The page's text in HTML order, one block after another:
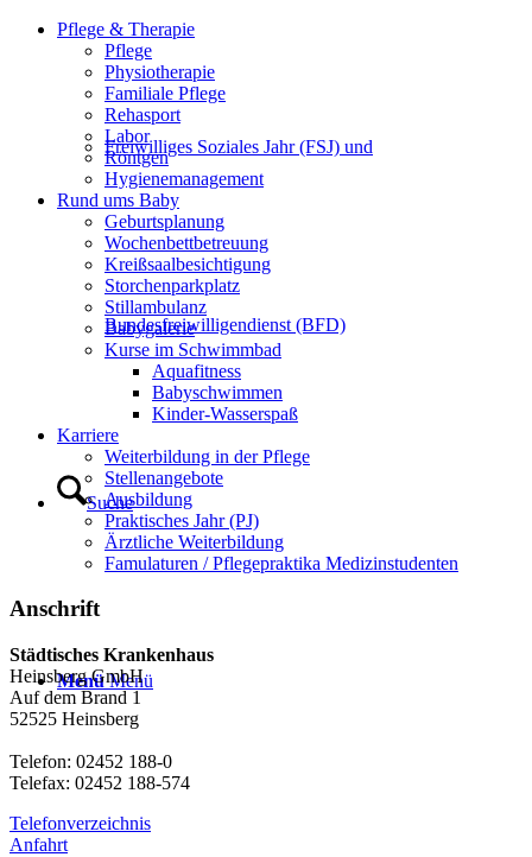
Freiwilliges Soziales Jahr (FSJ) und
Bundesfreiwilligendienst (BFD)
Suche
Menü Menü
Pflege & Therapie
Pflege
Physiotherapie
Familiale Pflege
Rehasport
Labor
Röntgen
Hygienemanagement
Rund ums Baby
Geburtsplanung
Wochenbettbetreuung
Kreißsaalbesichtigung
Storchenparkplatz
Stillambulanz
Babygalerie
Kurse im Schwimmbad
Aquafitness
Babyschwimmen
Kinder-Wasserspaß
Karriere
Weiterbildung in der Pflege
Stellenangebote
Ausbildung
Praktisches Jahr (PJ)
Ärztliche Weiterbildung
Famulaturen / Pflegepraktika Medizinstudenten
Anschrift
Städtisches Krankenhaus
Heinsberg GmbH
Auf dem Brand 1
52525 Heinsberg
Telefon: 02452 188-0
Telefax: 02452 188-574
Telefonverzeichnis
Anfahrt